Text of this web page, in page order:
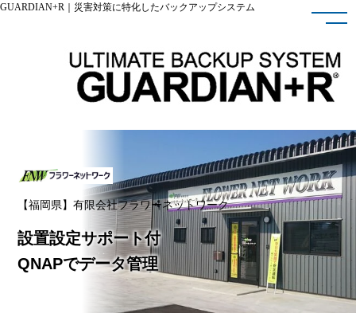
GUARDIAN+R｜災害対策に特化したバックアップシステム
【福岡県】有限会社フラワーネットワーク
設置設定サポート付
QNAPでデータ管理